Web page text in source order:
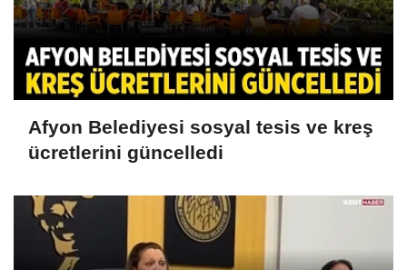
Afyon Belediyesi sosyal tesis ve kreş
ücretlerini güncelledi